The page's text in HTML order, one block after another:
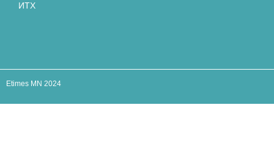
УИХ-ын гишүүн Д.Батлут: "Иргэдийг
ИТХ
Etimes MN 2024